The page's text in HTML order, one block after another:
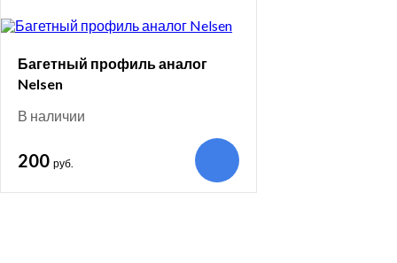
Багетный профиль аналог
Nelsen
В наличии
200 руб.